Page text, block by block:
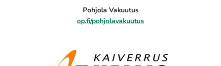
Pohjola Vakuutus
op.fi/pohjolavakuutus